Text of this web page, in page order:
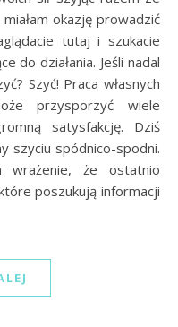
okazję prowadzić
tutaj i szukacie
do działania. Jeśli nadal
Szyć! Praca własnych
przysporzyć wiele
satysfakcję. Dziś
szyciu spódnico-spodni.
wrażenie, że ostatnio
poszukują informacji